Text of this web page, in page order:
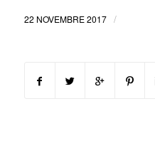
22 NOVEMBRE 2017 /